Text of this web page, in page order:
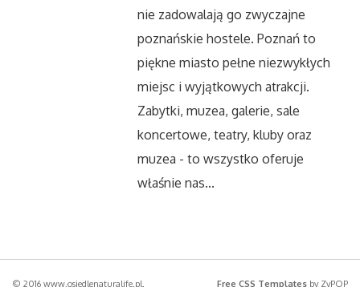
nie zadowalają go zwyczajne
poznańskie hostele. Poznań to
piękne miasto pełne niezwykłych
miejsc i wyjątkowych atrakcji.
Zabytki, muzea, galerie, sale
koncertowe, teatry, kluby oraz
muzea - to wszystko oferuje
właśnie nas...
© 2016 www.osiedlenaturalife.pl. Free CSS Templates by ZyPOP